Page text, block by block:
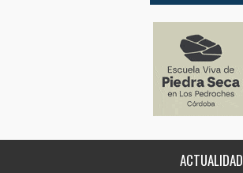
ACTUALIDAD